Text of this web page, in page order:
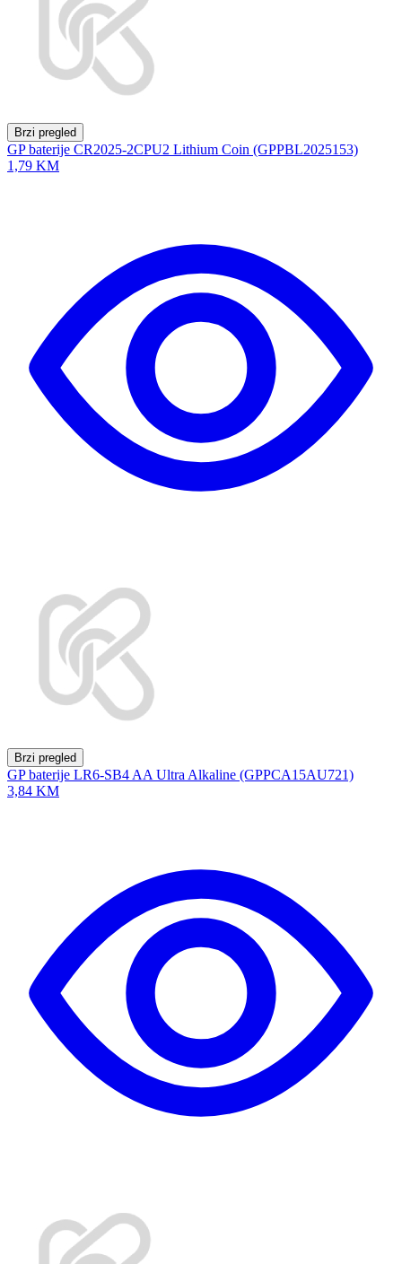
Brzi pregled
GP baterije CR2025-2CPU2 Lithium Coin (GPPBL2025153)
1,79 KM
Brzi pregled
GP baterije LR6-SB4 AA Ultra Alkaline (GPPCA15AU721)
3,84 KM